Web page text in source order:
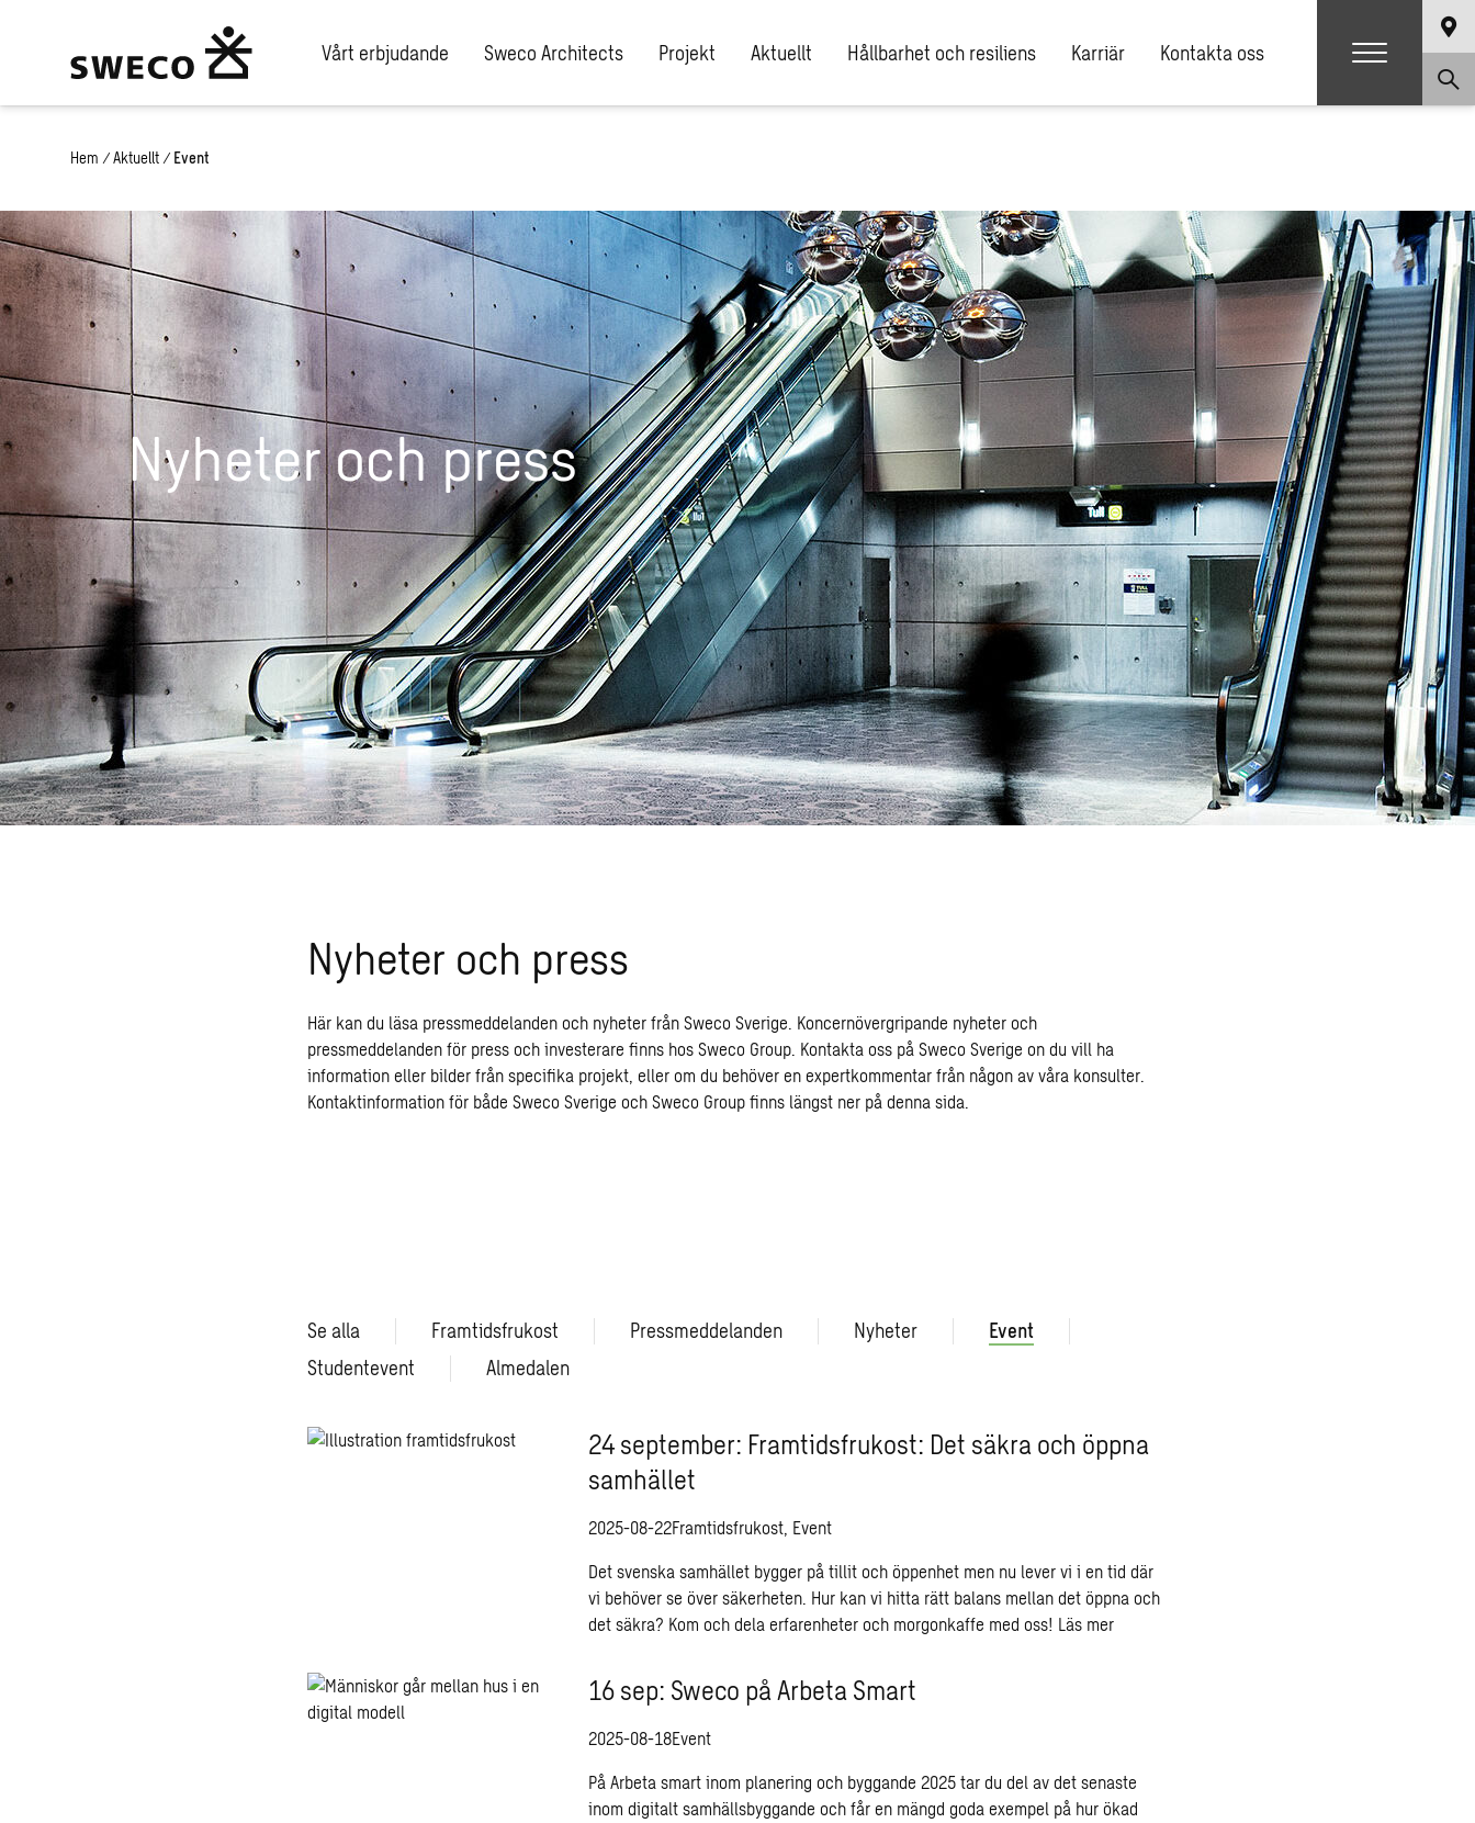
Vårt erbjudande Sweco Architects Projekt Aktuellt Hållbarhet och resiliens Karriär Kontakta oss
Hem / Aktuellt / Event
Nyheter och press
Nyheter och press
Här kan du läsa pressmeddelanden och nyheter från Sweco Sverige. Koncernövergripande nyheter och
pressmeddelanden för press och investerare finns hos Sweco Group. Kontakta oss på Sweco Sverige on du vill ha
information eller bilder från specifika projekt, eller om du behöver en expertkommentar från någon av våra konsulter.
Kontaktinformation för både Sweco Sverige och Sweco Group finns längst ner på denna sida.
Se alla Framtidsfrukost Pressmeddelanden Nyheter
Event
Studentevent
Almedalen
24 september: Framtidsfrukost: Det säkra och öppna
samhället
2025-08-22Framtidsfrukost, Event
Det svenska samhället bygger på tillit och öppenhet men nu lever vi i en tid där
vi behöver se över säkerheten. Hur kan vi hitta rätt balans mellan det öppna och
det säkra? Kom och dela erfarenheter och morgonkaffe med oss! Läs mer
16 sep: Sweco på Arbeta Smart
2025-08-18Event
På Arbeta smart inom planering och byggande 2025 tar du del av det senaste
inom digitalt samhällsbyggande och får en mängd goda exempel på hur ökad